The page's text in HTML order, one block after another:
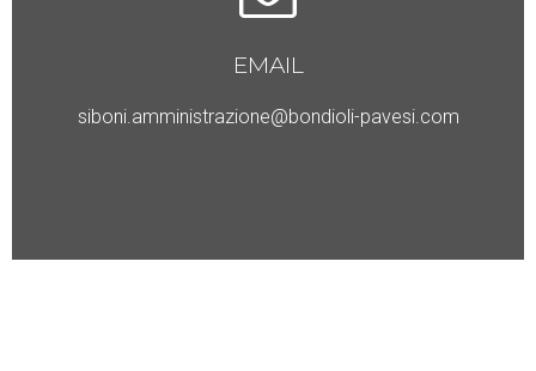
EMAIL
siboni.amministrazione@bondioli-pavesi.com